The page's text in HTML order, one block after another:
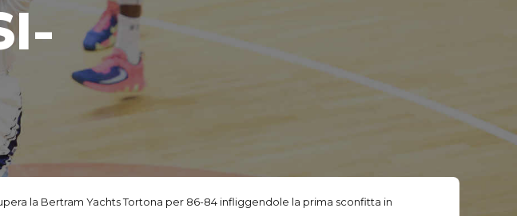
la Bertram Yachts Tortona per 86-84 infliggendole la prima sconfitta in